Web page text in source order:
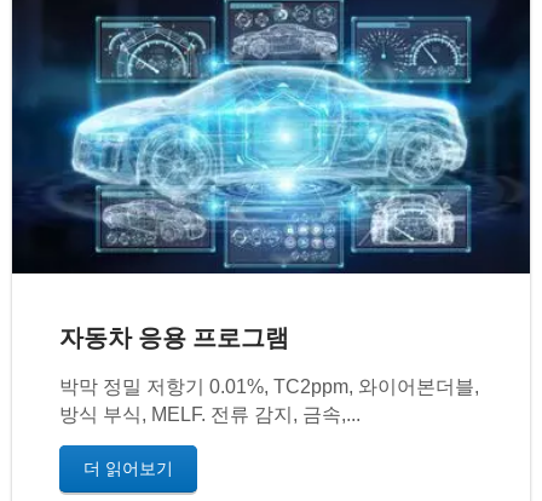
자동차 응용 프로그램
박막 정밀 저항기 0.01%, TC2ppm, 와이어본더블,
방식 부식, MELF. 전류 감지, 금속,...
더 읽어보기